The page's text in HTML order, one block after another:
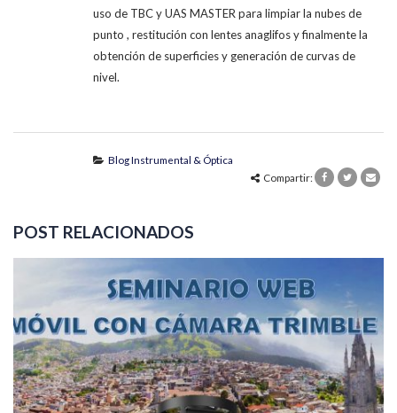
uso de TBC y UAS MASTER para limpiar la nubes de
punto , restitución con lentes anaglifos y finalmente la
obtención de superficies y generación de curvas de
nivel.
Blog Instrumental & Óptica
Compartir:
POST RELACIONADOS